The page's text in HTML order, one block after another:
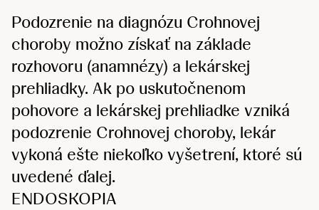
Podozrenie na diagnózu Crohnovej
choroby možno získať na základe
rozhovoru (anamnézy) a lekárskej
prehliadky. Ak po uskutočnenom
pohovore a lekárskej prehliadke vzniká
podozrenie Crohnovej choroby, lekár
vykoná ešte niekoľko vyšetrení, ktoré sú
uvedené ďalej.
ENDOSKOPIA